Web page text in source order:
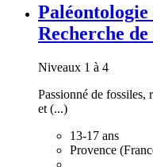
Recherche de
Niveaux 1 à 4
Passionné de fossiles,
et (...)
13-17 ans
Provence